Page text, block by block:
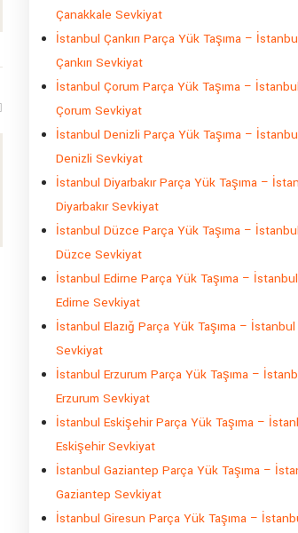
Çanakkale Sevkiyat
İstanbul Çankırı Parça Yük Taşıma –
Çankırı Sevkiyat
İstanbul Çorum Parça Yük Taşıma – İstanbul
Çorum Sevkiyat
İstanbul Denizli Parça Yük Taşıma –
Denizli Sevkiyat
İstanbul Diyarbakır Parça Yük Taşıma –
Diyarbakır Sevkiyat
İstanbul Düzce Parça Yük Taşıma – İstanbul
Düzce Sevkiyat
İstanbul Edirne Parça Yük Taşıma – İstanbul
Edirne Sevkiyat
İstanbul Elazığ Parça Yük Taşıma – İstanbul
Sevkiyat
İstanbul Erzurum Parça Yük Taşıma –
Erzurum Sevkiyat
İstanbul Eskişehir Parça Yük Taşıma –
Eskişehir Sevkiyat
İstanbul Gaziantep Parça Yük Taşıma –
Gaziantep Sevkiyat
İstanbul Giresun Parça Yük Taşıma –